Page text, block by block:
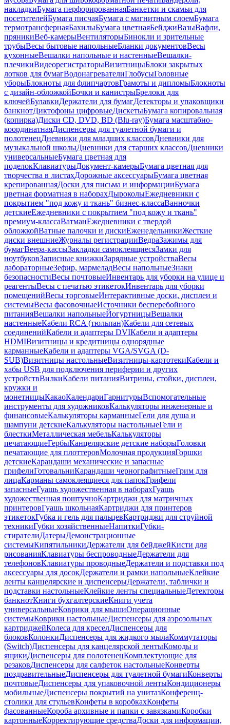
накладкиБумага перфорированнаяБанкетки и скамьи для
посетителейБумага писчаяБумага с магнитным слоемБумага
термотрансфернаяБахилыБумага цветнаяБейджиВазыВафли,
пряникиВеб-камерыВентиляторыБинокли и зрительные
трубыВесы бытовые напольныеБланки документовВесы
кухонныеВешалки напольные и настенныеВешалки-
плечикиВидеорегистраторыВизитницыБлоки закрытых
лотков для бумагВодонагревателиГлобусыГоловные
уборыБлокноты для флипчартовГрамоты и дипломыБлокноты
с дизайн-обложкойБочки и канистрыБрелоки для
ключейБулавкиДержатели для бумагДетекторы и упаковщики
банкнотДиктофоны цифровыеДискетыБумага копировальная
(копирка)Диски CD, DVD, BD (Blu-ray)Бумага масштабно-
координатнаяДиспенсеры для туалетной бумаги и
полотенецДневники для младших классовДневники для
музыкальной школыДневники для старших классовДневники
универсальныеБумага цветная для
поделокКлавиатурыДокумент-камерыБумага цветная для
творчества в листахДорожные аксессуарыБумага цветная
крепированнаяДоски для письма и информацииБумага
цветная форматная в наборахДыроколыЕжедневники с
покрытием "под кожу и ткань" бизнес-классаВанночки
детскиеЕжедневники с покрытием "под кожу и ткань"
премиум-классаВатманЕжедневники с твердой
обложкойВатные палочки и дискиЕженедельникиЖесткие
диски внешниеЖурналы регистрацииВедраЗажимы для
бумагВеера-кассыЗакладки самоклеящиесяЗамки для
ноутбуковЗаписные книжкиЗарядные устройстваВесы
лабораторныеЗефир, мармеладВесы напольныеЗнаки
безопасностиВесы почтовыеИнвентарь для уборки на улице и
реагентыВесы с печатью этикетокИнвентарь для уборки
помещенийВесы торговыеИнтерактивные доски, дисплеи и
системыВесы фасовочныеИсточники бесперебойного
питанияВешалки напольныеЙогуртницыВешалки
настенныеКабели RCA (тюльпан)Кабели для сетевых
соединенийКабели и адаптеры DVIКабели и адаптеры
HDMIВизитницы и кредитницы однорядные
карманныеКабели и адаптеры VGA/SVGA (D-
SUB)Визитницы настольныеВизитницы-картотекиКабели и
хабы USB для подключения периферии и других
устройствВилкиКабели питанияВитрины, стойки, дисплеи,
кружки и
монетницыКакаоКалендариГарнитурыВспомогательные
инструменты для художниковКалькуляторы инженерные и
финансовыеКалькуляторы карманныеГели для душа и
шампуни детскиеКалькуляторы настольныеГели и
блесткиМеталлическая мебельКалькуляторы
печатающиеГербыКанцелярские детские наборыГоловки
печатающие для плоттеровМолочная продукцияГоршки
детскиеКарандаши механические и запасные
грифелиГотовальниКарандаши чернографитныеГрим для
лицаКарманы самоклеящиеся для папокГрифели
запасныеГуашь художественная в наборахГуашь
художественная поштучноКартриджи для матричных
принтеровГуашь школьнаяКартриджи для принтеров
этикетокГубка и гель для пальцевКартриджи для струйной
техникиГубки хозяйственныеНапиткиГубки-
стирателиДатерыДемонстрационные
системыКипятильникиДержатели для бейджейКисти для
рисованияКлавиатуры беспроводныеДержатели для
телефоновКлавиатуры проводныеДержатели и подставки под
аксессуары для досокДержатели и рамки напольныеКлейкие
ленты канцелярские и диспенсерыДержатели, таблички и
подставки настольныеКлейкие ленты специальныеДетекторы
банкнотКниги бухгалтерскиеКниги учета
универсальныеКоврики для мышиОперационные
системыКоврики настольныеДиспенсеры для аэрозольных
картриджейКолеса для креселДиспенсеры для
блоковКолонкиДиспенсеры для жидкого мылаКоммутаторы
(Switch)Диспенсеры для канцелярской лентыКомоды и
ящикиДиспенсеры для полотенецКомплектующие для
резаковДиспенсеры для салфеток настольныеКонверты
поздравительныеДиспенсеры для туалетной бумагиКонверты
почтовыеДиспенсеры для упаковочной лентыКондиционеры
мобильныеДиспенсеры покрытий на унитазКонференц-
столики для стульевКонфеты в коробкахКонфеты
фасованныеКороба архивные и папки с завязкамиКоробки
картонныеКорректирующие средстваДоски для информации,